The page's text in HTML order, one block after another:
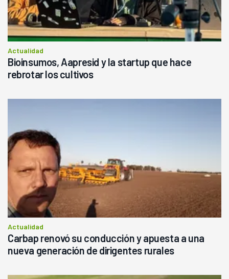
Actualidad
Bioinsumos, Aapresid y la startup que hace
rebrotar los cultivos
Actualidad
Carbap renovó su conducción y apuesta a una
nueva generación de dirigentes rurales